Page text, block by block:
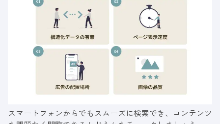
スマートフォンからでもスムーズに検索でき、コンテンツ